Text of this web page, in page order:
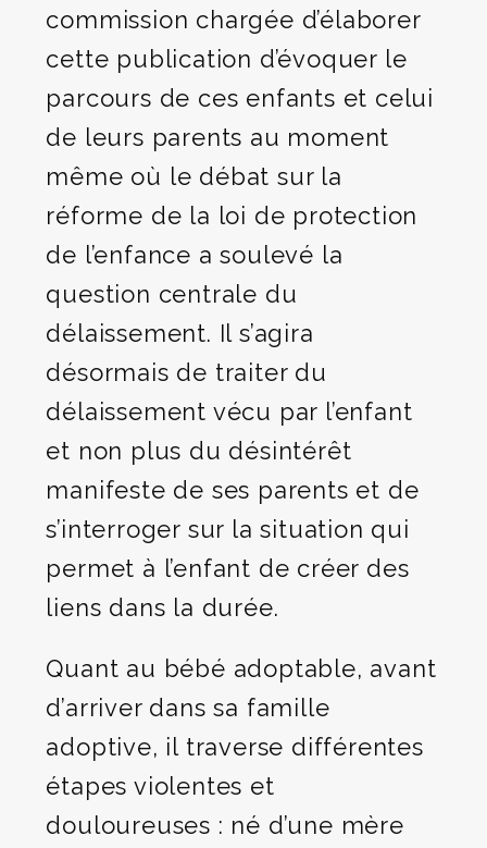
commission chargée d’élaborer
cette publication d’évoquer le
parcours de ces enfants et celui
de leurs parents au moment
même où le débat sur la
réforme de la loi de protection
de l’enfance a soulevé la
question centrale du
délaissement. Il s’agira
désormais de traiter du
délaissement vécu par l’enfant
et non plus du désintérêt
manifeste de ses parents et de
s’interroger sur la situation qui
permet à l’enfant de créer des
liens dans la durée.
Quant au bébé adoptable, avant
d’arriver dans sa famille
adoptive, il traverse différentes
étapes violentes et
douloureuses : né d’une mère